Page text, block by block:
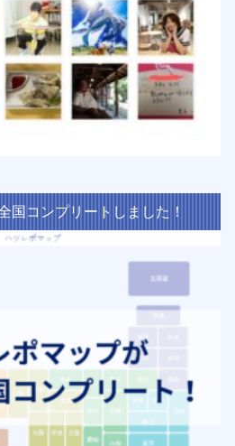
国コンプリートしました！